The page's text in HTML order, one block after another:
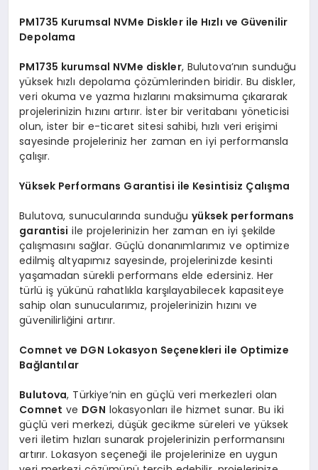
PM1735 Kurumsal NVMe Diskler ile Hızlı ve Güvenilir
Depolama
PM1735 kurumsal NVMe diskler, Bulutova’nın sunduğu
yüksek hızlı depolama çözümlerinden biridir. Bu diskler,
veri okuma ve yazma hızlarını maksimuma çıkararak
projelerinizin hızını artırır. İster bir veritabanı yöneticisi
olun, ister bir e-ticaret sitesi sahibi, hızlı veri erişimi
sayesinde projeleriniz her zaman en iyi performansla
çalışır.
Yüksek Performans Garantisi ile Kesintisiz Çalışma
Bulutova, sunucularında sunduğuyüksek performans
garantisi ile projelerinizin her zaman en iyi şekilde
çalışmasını sağlar. Güçlü donanımlarımız ve optimize
edilmiş altyapımız sayesinde, projelerinizde kesinti
yaşamadan sürekli performans elde edersiniz. Her
türlü iş yükünü rahatlıkla karşılayabilecek kapasiteye
sahip olan sunucularımız, projelerinizin hızını ve
güvenilirliğini artırır.
Comnet ve DGN Lokasyon Seçenekleri ile Optimize
Bağlantılar
Bulutova, Türkiye’nin en güçlü veri merkezleri olan
Comnet ve DGN lokasyonları ile hizmet sunar. Bu iki
güçlü veri merkezi, düşük gecikme süreleri ve yüksek
veri iletim hızları sunarak projelerinizin performansını
artırır. Lokasyon seçeneği ile projelerinize en uygun